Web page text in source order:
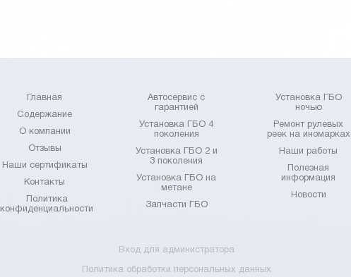
Главная
Содержание
О компании
Отзывы
Наши сертификаты
Контакты
Политика
конфиденциальности
Автосервис с
гарантией
Установка ГБО 4
поколения
Установка ГБО 2 и
3 поколения
Установка ГБО на
метане
Запчасти ГБО
Установка ГБО
ночью
Ремонт рулевых
реек на иномарках
Наши работы
Полезная
информация
Новости
Вход для администратора
Политика обработки персональных данных